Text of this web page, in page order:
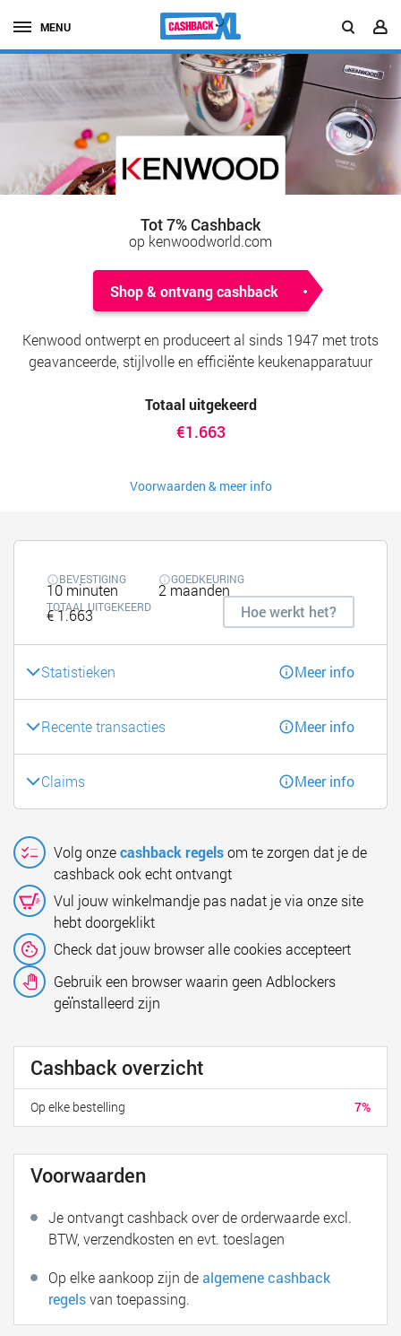
MENU
Tot 7% Cashback
op kenwoodworld.com
Shop & ontvang cashback
Kenwood ontwerpt en produceert al sinds 1947 met trots
geavanceerde, stijlvolle en efficiënte keukenapparatuur
Totaal uitgekeerd
€1.663
Voorwaarden & meer info
BEVESTIGING
10 minuten
GOEDKEURING
2 maanden
TOTAAL UITGEKEERD
€ 1.663 Hoe werkt het?
Statistieken Meer info
Recente transacties Meer info
Claims Meer info
Volg onzecashback regelsom te zorgen dat je de
cashback ook echt ontvangt
Vul jouw winkelmandje pas nadat je via onze site
hebt doorgeklikt
Check dat jouw browser alle cookies accepteert
Gebruik een browser waarin geen Adblockers
geïnstalleerd zijn
Cashback overzicht
7%
Op elke bestelling
Voorwaarden
Je ontvangt cashback over de orderwaarde excl.
BTW, verzendkosten en evt. toeslagen
Op elke aankoop zijn dealgemene cashback
regelsvan toepassing.